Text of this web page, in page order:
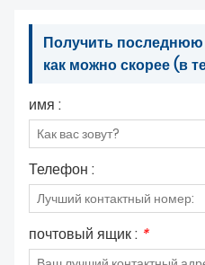
Получить
как можно скорее (в
имя :
Телефон :
почтовый ящик : *